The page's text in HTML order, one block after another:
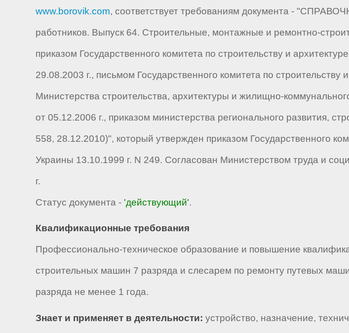
www.borovik.com, соответствует требованиям документа -
работников. Выпуск 64. Строительные, монтажные и ремонтно-
приказом Государственного комитета по строительству и
29.08.2003 г., письмом Государственного комитета по строительству
Министерства строительства, архитектуры и жилищно-
от 05.12.2006 г., приказом министерства регионального развития,
558, 28.12.2010)", который утвержден приказом Государственного
Украины 13.10.1999 г. N 249. Согласован Министерством труда и
г.
Статус документа - 'действующий'.
Квалификационные требования
Профессионально-техническое образование и повышение
строительных машин 7 разряда и слесарем по ремонту путевых
разряда не менее 1 года.
Знает и применяет в деятельности: устройство, назначение,